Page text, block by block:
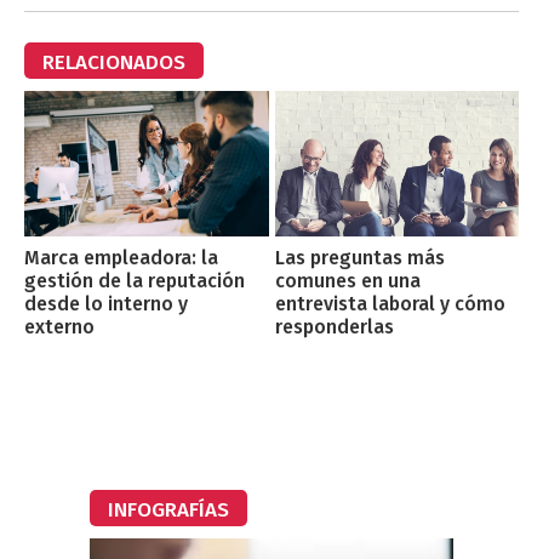
RELACIONADOS
Marca empleadora: la
gestión de la reputación
desde lo interno y
externo
Las preguntas más
comunes en una
entrevista laboral y cómo
responderlas
INFOGRAFÍAS